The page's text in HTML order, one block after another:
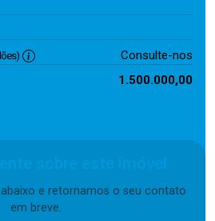
Consulte-nos
1.500.000,00
e retornamos o seu contato
em breve.